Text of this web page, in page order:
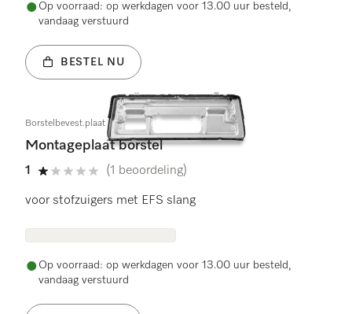
Op voorraad: op werkdagen voor 13.00 uur besteld,
vandaag verstuurd
BESTEL NU
Borstelbevest.plaat
Montageplaat borstel
1
1 sterren op 5
(1 beoordeling)
voor stofzuigers met EFS slang
Op voorraad: op werkdagen voor 13.00 uur besteld,
vandaag verstuurd